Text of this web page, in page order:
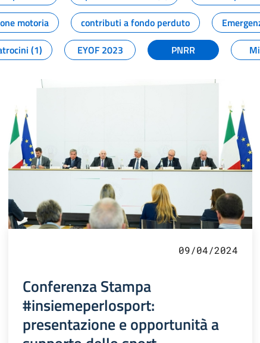
motoria contributi a fondo perduto
(1) EYOF 2023 PNRR
09/04/2024
Conferenza Stampa
#insiemeperlosport:
presentazione e opportunità a